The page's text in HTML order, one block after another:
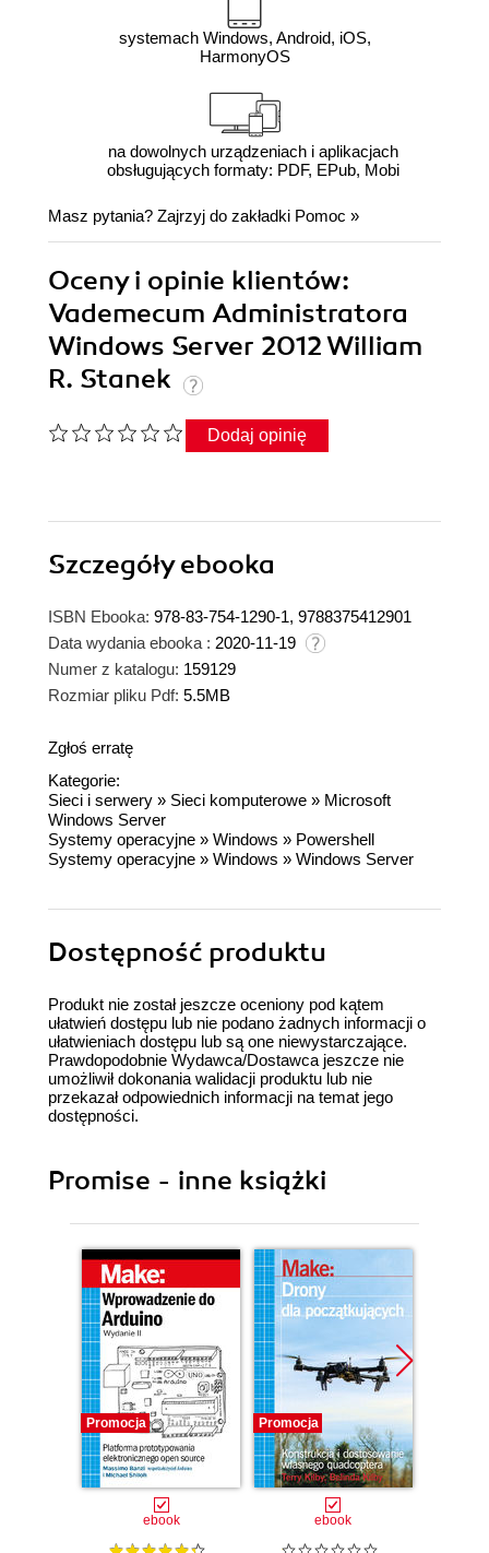
systemach Windows, Android, iOS,
HarmonyOS
na dowolnych urządzeniach i aplikacjach
obsługujących formaty: PDF, EPub, Mobi
Masz pytania? Zajrzyj do zakładki Pomoc »
Oceny i opinie klientów:
Vademecum Administratora
Windows Server 2012 William
R. Stanek
Dodaj opinię
Szczegółyebooka
ISBN Ebooka: 978-83-754-1290-1, 9788375412901
Data wydania ebooka : 2020-11-19
Numer z katalogu: 159129
Rozmiar pliku Pdf: 5.5MB
Zgłoś erratę
Kategorie:
Sieci i serwery » Sieci komputerowe » Microsoft
Windows Server
Systemy operacyjne » Windows » Powershell
Systemy operacyjne » Windows » Windows Server
Dostępność produktu
Produkt nie został jeszcze oceniony pod kątem
ułatwień dostępu lub nie podano żadnych informacji o
ułatwieniach dostępu lub są one niewystarczające.
Prawdopodobnie Wydawca/Dostawca jeszcze nie
umożliwił dokonania walidacji produktu lub nie
przekazał odpowiednich informacji na temat jego
dostępności.
Promise - inne książki
Promocja
ebook
Promocja
ebook